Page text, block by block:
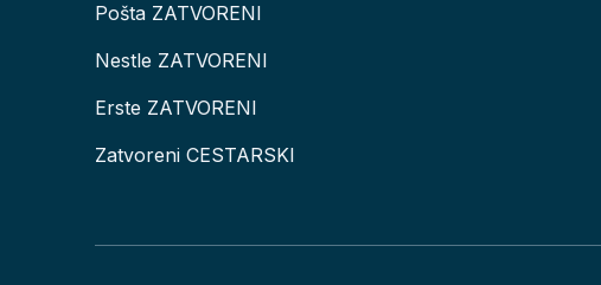
Pošta ZATVORENI
Nestle ZATVORENI
Erste ZATVORENI
Zatvoreni CESTARSKI